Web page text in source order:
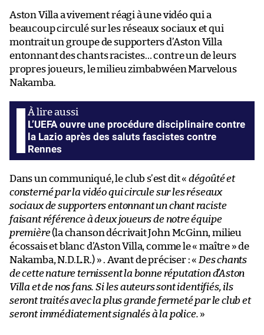
Aston Villa a vivement réagi à une vidéo qui a
beaucoup circulé sur les réseaux sociaux et qui
montrait un groupe de supporters d’Aston Villa
entonnant des chants racistes… contre un de leurs
propres joueurs, le milieu zimbabwéen Marvelous
Nakamba.
L’UEFA ouvre une procédure disciplinaire contre
la Lazio après des saluts fascistes contre
Rennes
Dans un communiqué, le club s’est dit « dégoûté et
consterné par la vidéo qui circule sur les réseaux
sociaux de supporters entonnant un chant raciste
faisant référence à deux joueurs de notre équipe
première(la chanson décrivait John McGinn, milieu
écossais et blanc d’Aston Villa, comme le « maître » de
Nakamba, N.D.L.R.) » . Avant de préciser : « Des chants
de cette nature ternissent la bonne réputation d’Aston
Villa et de nos fans. Si les auteurs sont identifiés, ils
seront traités avec la plus grande fermeté par le club et
seront immédiatement signalés à la police. »